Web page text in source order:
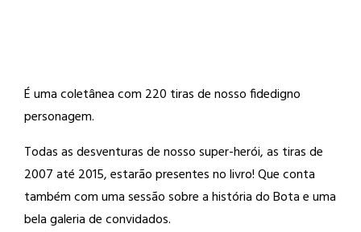
É uma coletânea com 220 tiras de nosso fidedigno
personagem.
Todas as desventuras de nosso super-herói, as tiras de
2007 até 2015, estarão presentes no livro! Que conta
também com uma sessão sobre a história do Bota e uma
bela galeria de convidados.